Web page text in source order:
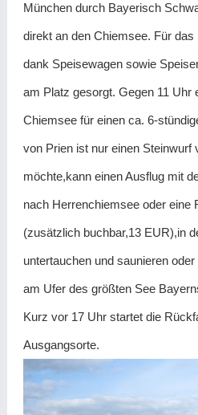
München durch Bayerisch
direkt an den Chiemsee. Für
dank Speisewagen sowie
am Platz gesorgt. Gegen 11 Uhr
Chiemsee für einen ca. 6-
von Prien ist nur einen Steinwurf
möchte,kann einen Ausflug mit
nach Herrenchiemsee oder eine
(zusätzlich buchbar,13 EUR),in
untertauchen und saunieren
am Ufer des größten See
Kurz vor 17 Uhr startet die
Ausgangsorte.